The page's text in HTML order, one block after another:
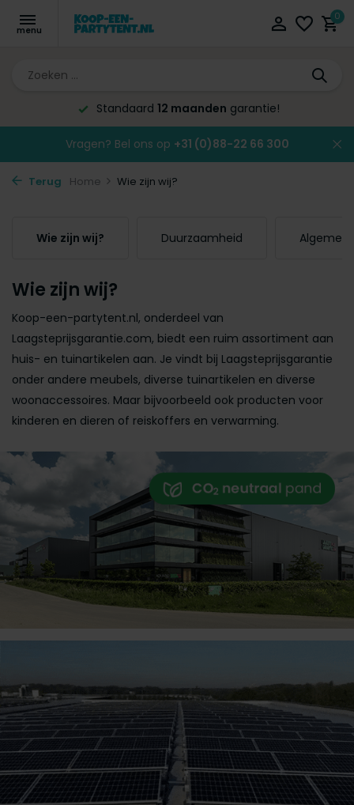
0
Altijd de laagsteprijsgarantie!
Vragen? Bel ons op +31 (0)88-22 66 300
Terug Home Wie zijn wij?
Wie zijn wij? Duurzaamheid
Wie zijn wij?
Koop-een-partytent.nl, onderdeel van
Laagsteprijsgarantie.com, biedt een ruim assortiment aan
huis- en tuinartikelen aan. Je vindt bij Laagsteprijsgarantie
onder andere meubels, diverse tuinartikelen en diverse
woonaccessoires. Maar bijvoorbeeld ook producten voor
kinderen en dieren of reiskoffers en verwarming.